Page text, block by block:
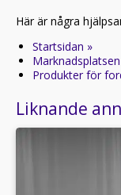
Här är några
Startsidan »
Produkter för
Liknande